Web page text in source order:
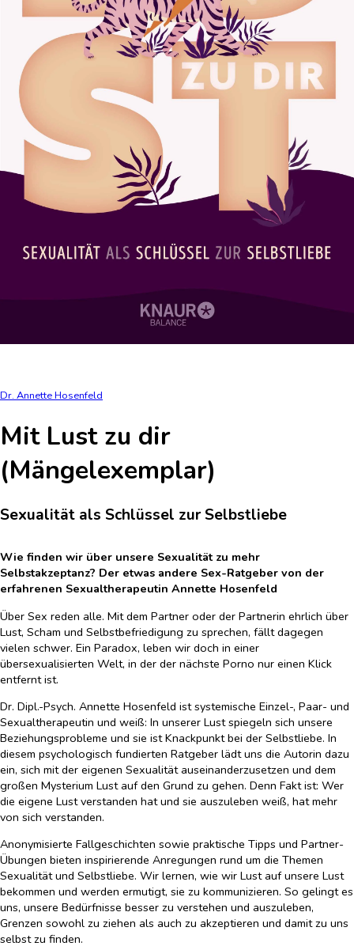
Dr. Annette Hosenfeld
Mit Lust zu dir
(Mängelexemplar)
Sexualität als Schlüssel zur Selbstliebe
Wie finden wir über unsere Sexualität zu mehr
Selbstakzeptanz? Der etwas andere Sex-Ratgeber von der
erfahrenen Sexualtherapeutin Annette Hosenfeld
Über Sex reden alle. Mit dem Partner oder der Partnerin ehrlich über
Lust, Scham und Selbstbefriedigung zu sprechen, fällt dagegen
vielen schwer. Ein Paradox, leben wir doch in einer
übersexualisierten Welt, in der der nächste Porno nur einen Klick
entfernt ist.
Dr. Dipl.-Psych. Annette Hosenfeld ist systemische Einzel-, Paar- und
Sexualtherapeutin und weiß: In unserer Lust spiegeln sich unsere
Beziehungsprobleme und sie ist Knackpunkt bei der Selbstliebe. In
diesem psychologisch fundierten Ratgeber lädt uns die Autorin dazu
ein, sich mit der eigenen Sexualität auseinanderzusetzen und dem
großen Mysterium Lust auf den Grund zu gehen. Denn Fakt ist: Wer
die eigene Lust verstanden hat und sie auszuleben weiß, hat mehr
von sich verstanden.
Anonymisierte Fallgeschichten sowie praktische Tipps und Partner-
Übungen bieten inspirierende Anregungen rund um die Themen
Sexualität und Selbstliebe. Wir lernen, wie wir Lust auf unsere Lust
bekommen und werden ermutigt, sie zu kommunizieren. So gelingt es
uns, unsere Bedürfnisse besser zu verstehen und auszuleben,
Grenzen sowohl zu ziehen als auch zu akzeptieren und damit zu uns
selbst zu finden.